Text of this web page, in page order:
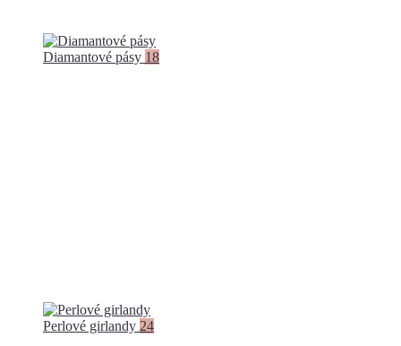
Diamantové pásy 18
Perlové girlandy 24